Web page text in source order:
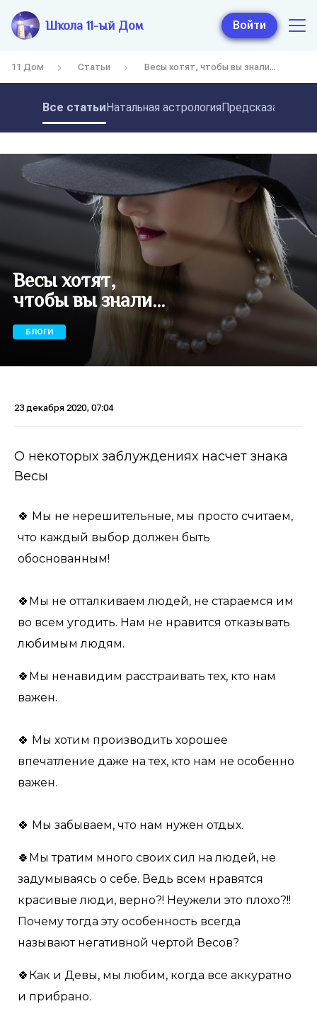
Школа 11-ый Дом Войти
11 Дом Статьи Весы хотят, чтобы вы знали...
Все статьиНатальная астрология
Весы хотят,
чтобы вы знали...
БЛОГИ
23 декабря 2020, 07:04
О некоторых заблуждениях насчет знака
Весы
🍀 Мы не нерешительные, мы просто считаем,
что каждый выбор должен быть
обоснованным!
🍀Мы не отталкиваем людей, не стараемся им
во всем угодить. Нам не нравится отказывать
любимым людям.
🍀Мы ненавидим расстраивать тех, кто нам
важен.
🍀 Мы хотим производить хорошее
впечатление даже на тех, кто нам не особенно
важен.
🍀 Мы забываем, что нам нужен отдых.
🍀Мы тратим много своих сил на людей, не
задумываясь о себе. Ведь всем нравятся
красивые люди, верно?! Неужели это плохо?!!
Почему тогда эту особенность всегда
называют негативной чертой Весов?
🍀Как и Девы, мы любим, когда все аккуратно
и прибрано.